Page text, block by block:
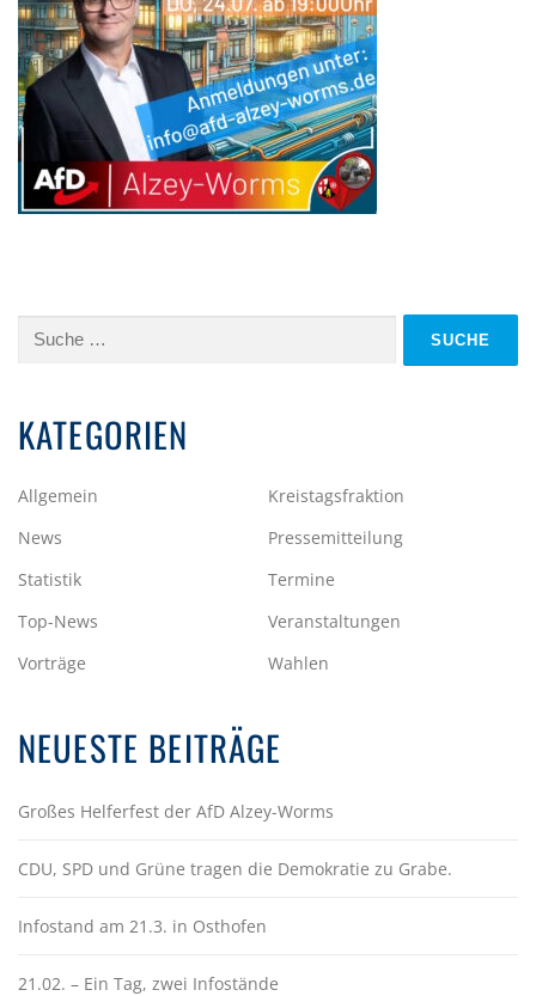
Suche
KATEGORIEN
Allgemein
Kreistagsfraktion
News
Pressemitteilung
Statistik
Termine
Top-News
Veranstaltungen
Vorträge
Wahlen
NEUESTE BEITRÄGE
Großes Helferfest der AfD Alzey-Worms
CDU, SPD und Grüne tragen die Demokratie zu Grabe.
Infostand am 21.3. in Osthofen
21.02. – Ein Tag, zwei Infostände